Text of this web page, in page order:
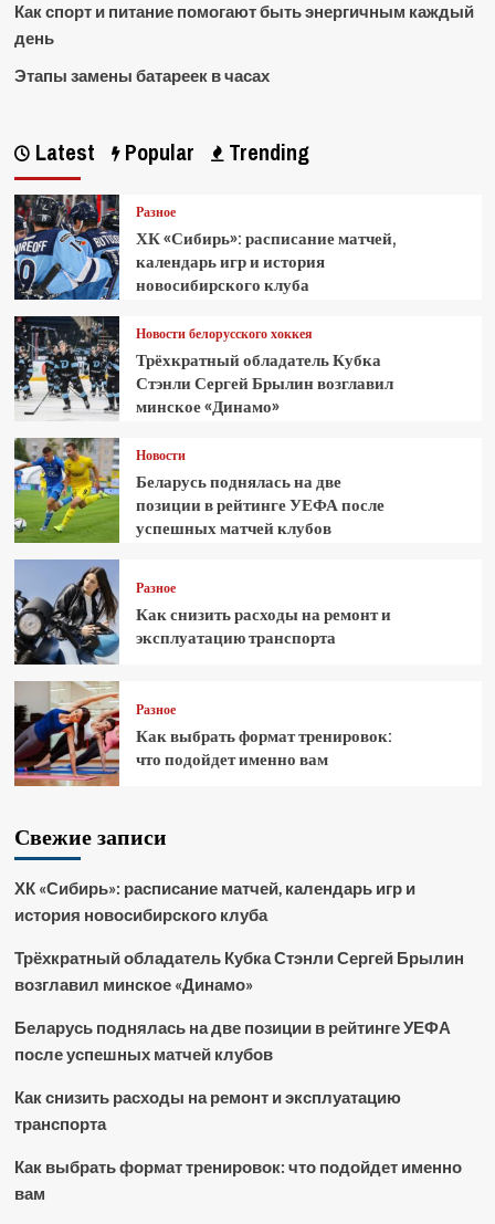
Как спорт и питание помогают быть энергичным каждый
день
Этапы замены батареек в часах
Latest Popular Trending
Разное
ХК «Сибирь»: расписание матчей,
календарь игр и история
новосибирского клуба
Новости белорусского хоккея
Трёхкратный обладатель Кубка
Стэнли Сергей Брылин возглавил
минское «Динамо»
Новости
Беларусь поднялась на две
позиции в рейтинге УЕФА после
успешных матчей клубов
Разное
Как снизить расходы на ремонт и
эксплуатацию транспорта
Разное
Как выбрать формат тренировок:
что подойдет именно вам
Свежие записи
ХК «Сибирь»: расписание матчей, календарь игр и
история новосибирского клуба
Трёхкратный обладатель Кубка Стэнли Сергей Брылин
возглавил минское «Динамо»
Беларусь поднялась на две позиции в рейтинге УЕФА
после успешных матчей клубов
Как снизить расходы на ремонт и эксплуатацию
транспорта
Как выбрать формат тренировок: что подойдет именно
вам